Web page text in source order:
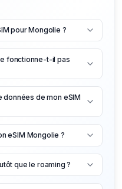
pour Mongolie ?
fonctionne-t-il pas
données de mon eSIM
eSIM Mongolie ?
que le roaming ?